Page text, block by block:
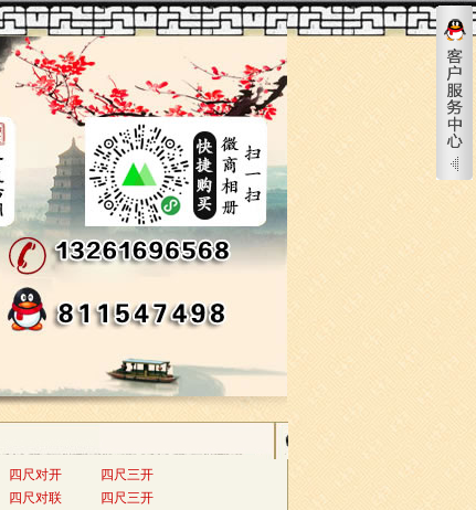
四尺对开
四尺三开
四尺对联
四尺三开